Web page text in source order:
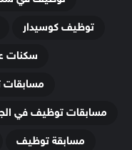
توظيف كوسيدار
سكنات
مسابقات
مسابقات توظيف في
مسابقة توظيف